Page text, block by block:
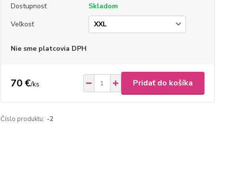
Dostupnosť
Skladom
Veľkosť
Nie sme platcovia DPH
70 €/ks Pridať do košíka
Číslo produktu: -2